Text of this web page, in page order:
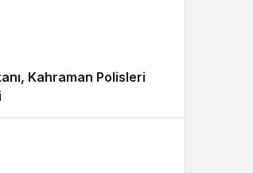
Kahraman Polisleri